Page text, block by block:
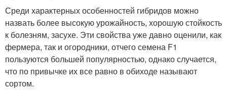
Среди характерных особенностей гибридов можно
назвать более высокую урожайность, хорошую стойкость
к болезням, засухе. Эти свойства уже давно оценили, как
фермера, так и огородники, отчего семена F1
пользуются большей популярностью, однако случается,
что по привычке их все равно в обиходе называют
сортом.